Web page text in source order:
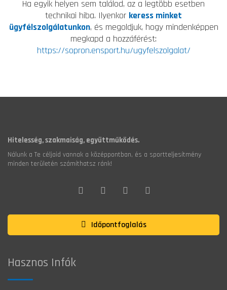
Ha egyik helyen sem találod, az a legtöbb esetben
technikai hiba. Ilyenkor keress minket
ügyfélszolgálatunkon, és megoldjuk, hogy mindenképpen
megkapd a hozzáférést:
https://sopron.ensport.hu/ugyfelszolgalat/
Hitelesség, szakmaiság, együttműködés.
Nálunk a Te céljaid vannak a középpontban, és a sportteljesítmény
minden területén számíthatsz ránk!
Időpontfoglalás
Hasznos Infók